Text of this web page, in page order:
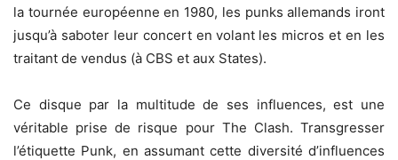
la tournée européenne en 1980, les punks allemands iront
jusqu’à saboter leur concert en volant les micros et en les
traitant de vendus (à CBS et aux States).
Ce disque par la multitude de ses influences, est une
véritable prise de risque pour The Clash. Transgresser
l’étiquette Punk, en assumant cette diversité d’influences